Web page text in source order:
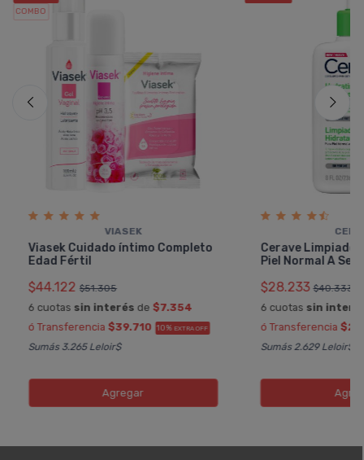
COMBO
VIASEK
Viasek Cuidado íntimo Completo
Edad Fértil
$44.122 $51.305
6 cuotas sin interés de $7.354
ó Transferencia $39.710 10% EXTRA OFF
Sumás 3.265 Leloir$
Agregar
Cerave
Piel Normal A
$28.233 $40.333
6 cuotas sin
ó Transferencia
Sumás 2.629 Leloir$